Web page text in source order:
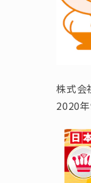
株式会
2020